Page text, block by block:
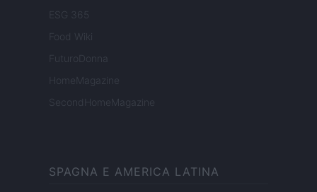
ESG 365
Food Wiki
FuturoDonna
HomeMagazine
SecondHomeMagazine
SPAGNA E AMERICA LATINA